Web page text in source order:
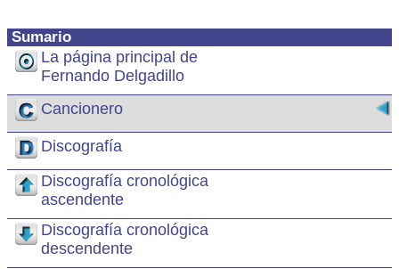
Sumario
La página principal de
Fernando Delgadillo
Cancionero
Discografía
Discografía cronológica
ascendente
Discografía cronológica
descendente